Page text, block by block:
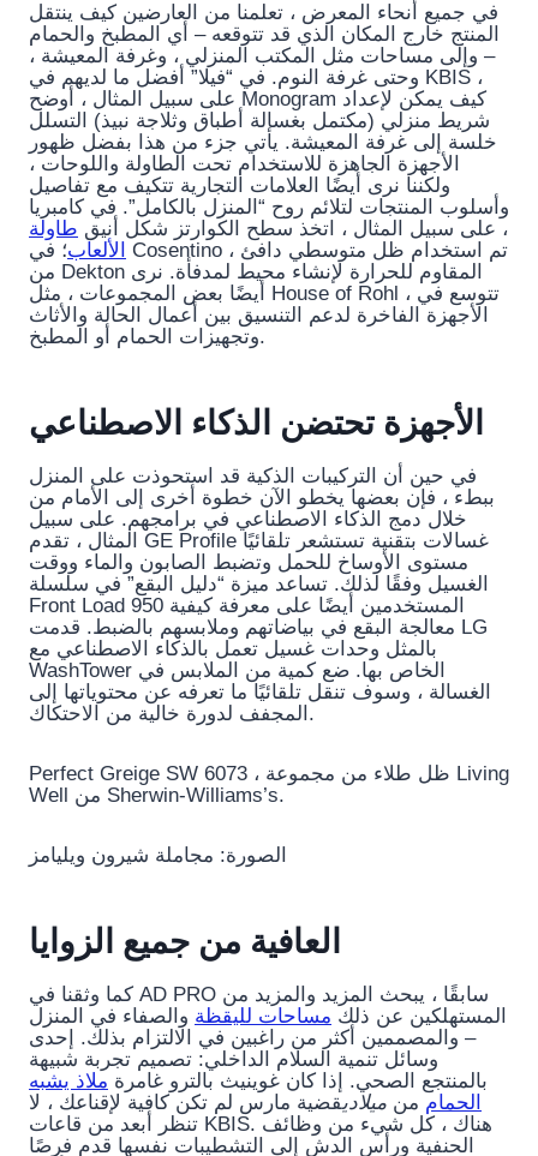
في جميع أنحاء المعرض ، تعلمنا من العارضين كيف ينتقل
المنتج خارج المكان الذي قد تتوقعه – أي المطبخ والحمام
– وإلى مساحات مثل المكتب المنزلي ، وغرفة المعيشة ،
وحتى غرفة النوم. في “فيلا” أفضل ما لديهم في KBIS ،
على سبيل المثال ، أوضح Monogram كيف يمكن لإعداد
شريط منزلي (مكتمل بغسالة أطباق وثلاجة نبيذ) التسلل
خلسة إلى غرفة المعيشة. يأتي جزء من هذا بفضل ظهور
الأجهزة الجاهزة للاستخدام تحت الطاولة واللوحات ،
ولكننا نرى أيضًا العلامات التجارية تتكيف مع تفاصيل
وأسلوب المنتجات لتلائم روح “المنزل بالكامل”. في كامبريا
، على سبيل المثال ، اتخذ سطح الكوارتز شكل أنيق طاولة
الألعاب؛ في Cosentino ، تم استخدام ظل متوسطي دافئ
من Dekton المقاوم للحرارة لإنشاء محيط لمدفأة. نرى
أيضًا بعض المجموعات ، مثل House of Rohl ، تتوسع في
الأجهزة الفاخرة لدعم التنسيق بين أعمال الحالة والأثاث
وتجهيزات الحمام أو المطبخ.
الأجهزة تحتضن الذكاء الاصطناعي
في حين أن التركيبات الذكية قد استحوذت على المنزل
ببطء ، فإن بعضها يخطو الآن خطوة أخرى إلى الأمام من
خلال دمج الذكاء الاصطناعي في برامجهم. على سبيل
المثال ، تقدم GE Profile غسالات بتقنية تستشعر تلقائيًا
مستوى الأوساخ للحمل وتضبط الصابون والماء ووقت
الغسيل وفقًا لذلك. تساعد ميزة “دليل البقع” في سلسلة
Front Load 950 المستخدمين أيضًا على معرفة كيفية
معالجة البقع في بياضاتهم وملابسهم بالضبط. قدمت LG
بالمثل وحدات غسيل تعمل بالذكاء الاصطناعي مع
WashTower الخاص بها. ضع كمية من الملابس في
الغسالة ، وسوف تنقل تلقائيًا ما تعرفه عن محتوياتها إلى
المجفف لدورة خالية من الاحتكاك.
Perfect Greige SW 6073 ، ظل طلاء من مجموعة Living
Well من Sherwin-Williams’s.
الصورة: مجاملة شيرون ويليامز
العافية من جميع الزوايا
كما وثقنا في AD PRO سابقًا ، يبحث المزيد والمزيد من
المستهلكين عن ذلك مساحات لليقظة والصفاء في المنزل
– والمصممين أكثر من راغبين في الالتزام بذلك. إحدى
وسائل تنمية السلام الداخلي: تصميم تجربة شبيهة
بالمنتجع الصحي. إذا كان غوينيث بالترو غامرة ملاذ يشبه
الحمام من ميلاديقضية مارس لم تكن كافية لإقناعك ، لا
تنظر أبعد من قاعات KBIS. هناك ، كل شيء من وظائف
الحنفية ورأس الدش إلى التشطيبات نفسها قدم فرصًا